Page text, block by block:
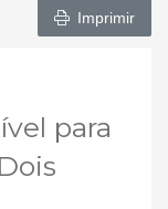
Imprimir
para